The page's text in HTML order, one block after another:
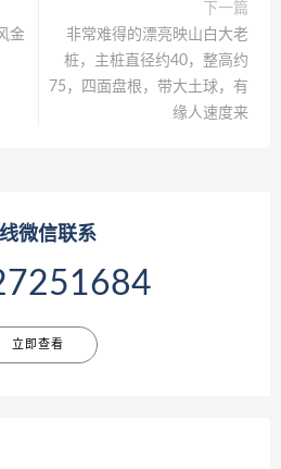
金
下一篇
非常难得的漂亮映山白大老
桩，主桩直径约40，整高约
75，四面盘根，带大土球，有
缘人速度来
微信联系
立即查看